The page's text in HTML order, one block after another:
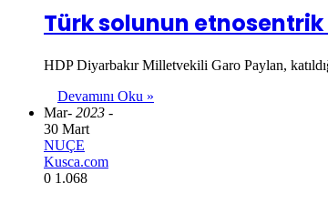
Türk solunun etnosentrik
HDP Diyarbakır Milletvekili Garo Paylan,
Devamını Oku »
Mar- 2023 -
30 Mart
NUÇE
Kusca.com
0 1.068